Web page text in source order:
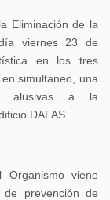
Eliminación de la
viernes 23 de
en los tres
simultáneo, una
alusivas a la
DAFAS.
viene
de prevención de